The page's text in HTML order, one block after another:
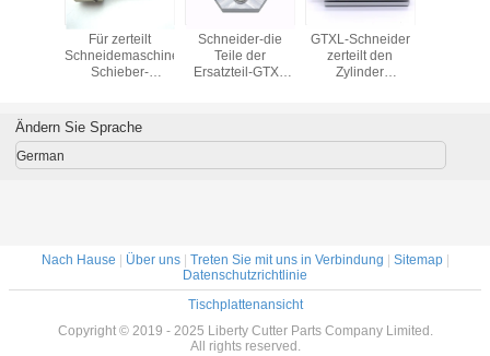
85979000-
Für zerteilt
Schneidemaschine
Schieber-
Versammlung
85971000-
Schneider-die
Teile der
Ersatzteil-GTXL
an
GTXL-Schneider
zerteilt den
Zylinder
der für
passend ist
Ändern Sie Sprache
German
Nach Hause Über uns| Treten Sie mit uns in Verbindung Sitemap|
Datenschutzrichtlinie
Tischplattenansicht
Copyright © 2019 - 2025 Liberty Cutter Parts Company Limited.
All rights reserved.